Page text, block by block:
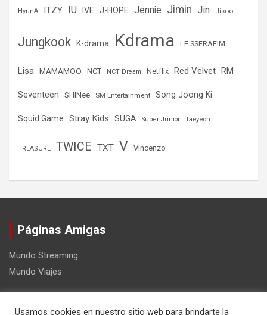
HyunA ITZY IU IVE J-HOPE Jennie Jimin Jin Jisoo
Jungkook K-drama Kdrama LE SSERAFIM
Lisa MAMAMOO NCT NCT Dream Netflix Red Velvet RM
Seventeen SHINee SM Entertainment Song Joong Ki
Squid Game Stray Kids SUGA Super Junior Taeyeon
TREASURE TWICE TXT V Vincenzo
Páginas Amigas
Mundo Streaming
Mundo Viajes
Usamos cookies en nuestro sitio web para brindarte la